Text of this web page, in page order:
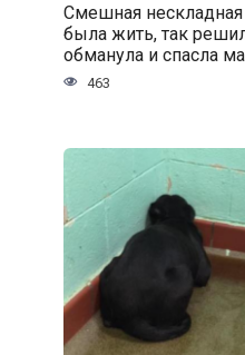
Смешная
была жить, так
обманула и спасла
463